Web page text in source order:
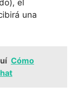
el
una
Cómo